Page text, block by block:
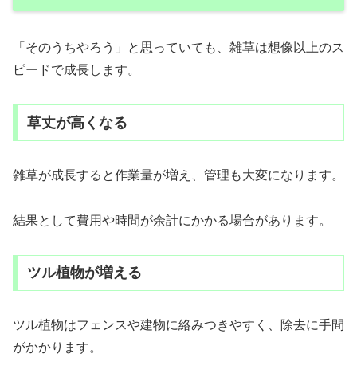
「そのうちやろう」と思っていても、雑草は想像以上のス
ピードで成長します。
草丈が高くなる
雑草が成長すると作業量が増え、管理も大変になります。
結果として費用や時間が余計にかかる場合があります。
ツル植物が増える
ツル植物はフェンスや建物に絡みつきやすく、除去に手間
がかかります。